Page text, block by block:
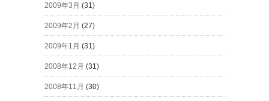
2009年3月 (31)
2009年2月 (27)
2009年1月 (31)
2008年12月 (31)
2008年11月 (30)